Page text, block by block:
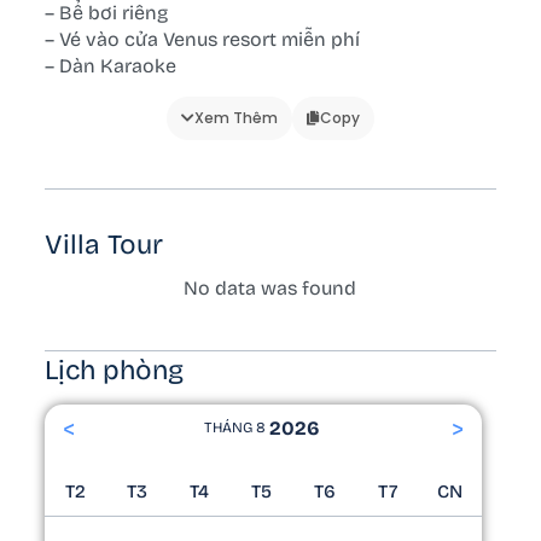
– Bể bơi riêng
– Vé vào cửa Venus resort miễn phí
– Dàn Karaoke
– Khu vui chơi trẻ em
– Bàn ăn ngoài trời
– Đệm gối
– View phòng ngủ
– Đèn ngủ
– Tủ quần áo
🔰 Phòng vệ sinh/tắm:
Xem Thêm Copy
Villa Tour
No data was found
Lịch phòng
< THÁNG 8 2026 >
T2 T3 T4 T5 T6 T7 CN